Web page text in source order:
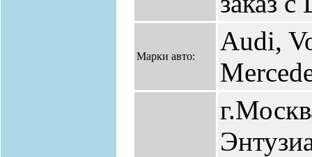
Марки авто:
Audi,